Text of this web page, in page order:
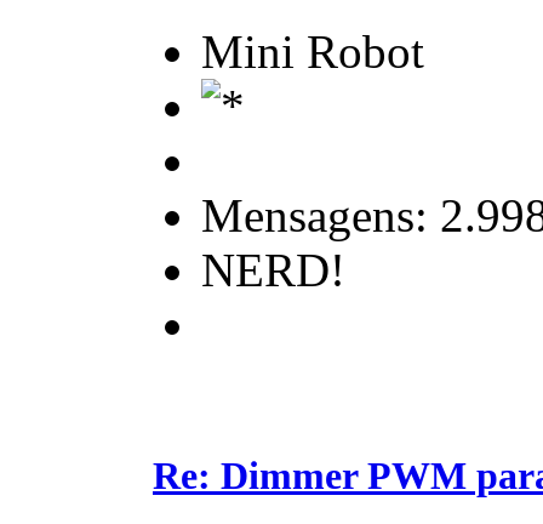
Mini Robot
Mensagens:
NERD!
Re: Dimmer PWM